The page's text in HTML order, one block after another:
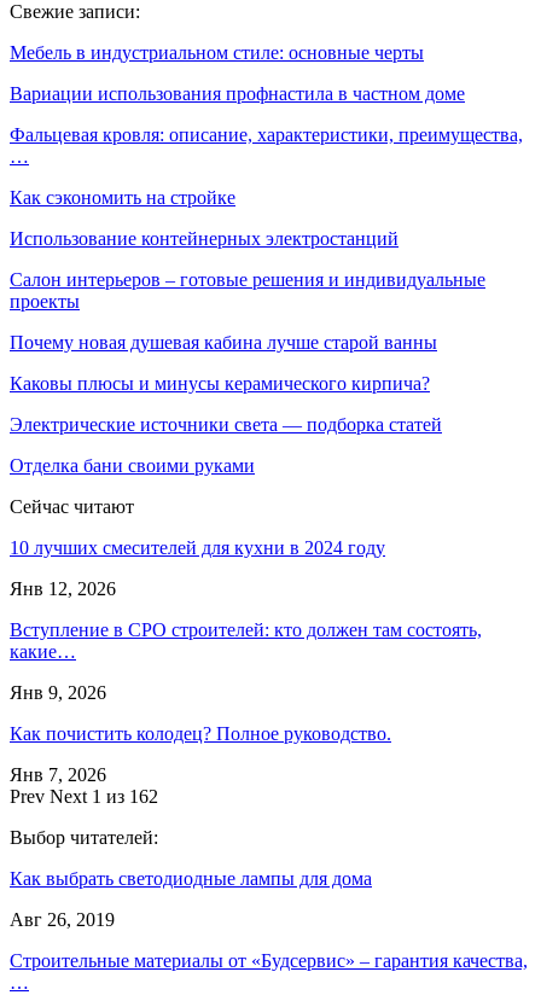
Свежие записи:
Мебель в индустриальном стиле: основные черты
Вариации использования профнастила в частном доме
Фальцевая кровля: описание, характеристики, преимущества,
…
Как сэкономить на стройке
Использование контейнерных электростанций
Салон интерьеров – готовые решения и индивидуальные
проекты
Почему новая душевая кабина лучше старой ванны
Каковы плюсы и минусы керамического кирпича?
Электрические источники света — подборка статей
Отделка бани своими руками
Сейчас читают
10 лучших смесителей для кухни в 2024 году
Янв 12, 2026
Вступление в СРО строителей: кто должен там состоять,
какие…
Янв 9, 2026
Как почистить колодец? Полное руководство.
Янв 7, 2026
Prev Next 1 из 162
Выбор читателей:
Как выбрать светодиодные лампы для дома
Авг 26, 2019
Строительные материалы от «Будсервис» – гарантия качества,
…